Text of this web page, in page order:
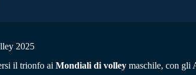
2025
il trionfo ai Mondiali di volley maschile, con gli